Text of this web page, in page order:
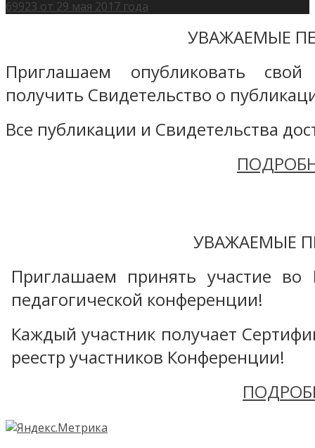
69923 от 29 мая 2017 года
УВАЖАЕМЫЕ
Приглашаем опубликовать
получить Свидетельство о
Все публикации и Свидетельства
УВАЖАЕМЫЕ
Приглашаем принять участие во
педагогической конференции!
Каждый участник получает
реестр участников Конференции!